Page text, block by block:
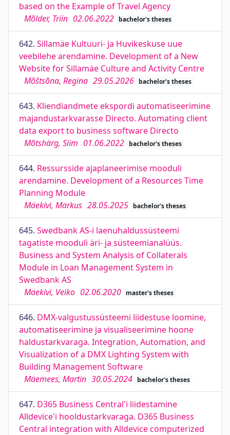
based on the Example of Travel Agency
Mõlder, Triin 02.06.2022 bachelor's theses
642. Sillamäe Kultuuri- ja Huvikeskuse uue
veebilehe arendamine. Development of a New
Website for Sillamäe Culture and Activity Centre
Mõštsõna, Regina 29.05.2026 bachelor's theses
643. Kliendiandmete ekspordi automatiseerimine
majandustarkvarasse Directo. Automating client
data export to business software Directo
Mõtshärg, Siim 01.06.2022 bachelor's theses
644. Ressursside ajaplaneerimise mooduli
arendamine. Development of a Resources Time
Planning Module
Mäekivi, Markus 28.05.2025 bachelor's theses
645. Swedbank AS-i laenuhaldussüsteemi
tagatiste mooduli äri- ja süsteemianalüüs.
Business and System Analysis of Collaterals
Module in Loan Management System in
Swedbank AS
Mäekivi, Veiko 02.06.2020 master's theses
646. DMX-valgustussüsteemi liidestuse loomine,
automatiseerimine ja visualiseerimine hoone
haldustarkvaraga. Integration, Automation, and
Visualization of a DMX Lighting System with
Building Management Software
Mäemees, Martin 30.05.2024 bachelor's theses
647. D365 Business Central'i liidestamine
Alldevice'i hooldustarkvaraga. D365 Business
Central integration with Alldevice computerized